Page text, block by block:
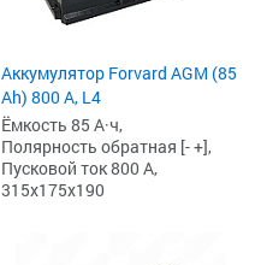
Аккумулятор Forvard AGM (85
Ah) 800 А, L4
Ёмкость 85 А·ч,
Полярность обратная [- +],
Пусковой ток 800 А,
315x175x190